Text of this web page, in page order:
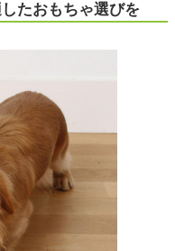
たおもちゃ選びを